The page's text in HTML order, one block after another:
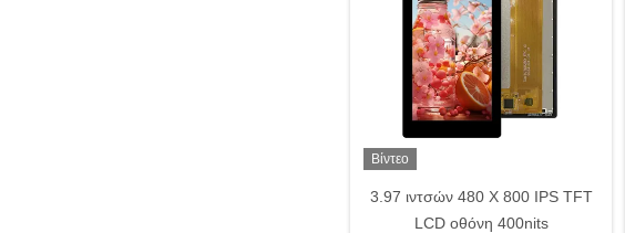
Βίντεο
3.97 ιντσών 480 X 800 IPS TFT
LCD οθόνη 400nits